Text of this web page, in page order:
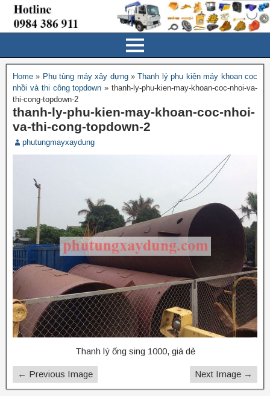
Home » Phụ tùng máy xây dựng»Thanh lý phụ kiện máy khoan cọc
nhồi và thi công topdown »thanh-ly-phu-kien-may-khoan-coc-nhoi-va-
thi-cong-topdown-2
thanh-ly-phu-kien-may-khoan-coc-nhoi-
va-thi-cong-topdown-2
phutungmayxaydung
Thanh lý ống sing 1000, giá dẻ
← Previous Image Next Image →